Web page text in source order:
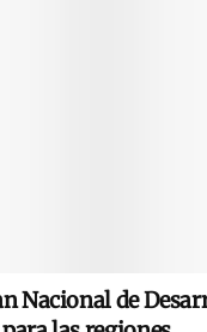
Nacional de